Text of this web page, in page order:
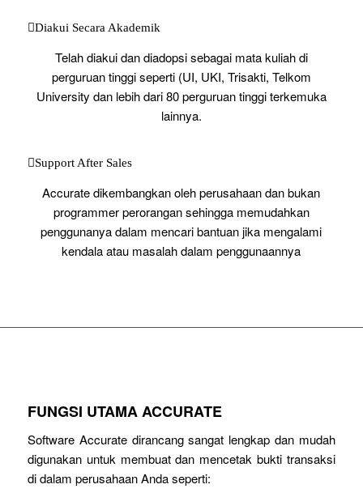
Diakui Secara Akademik
Telah diakui dan diadopsi sebagai mata kuliah di
perguruan tinggi seperti (UI, UKI, Trisakti, Telkom
University dan lebih dari 80 perguruan tinggi terkemuka
lainnya.
Support After Sales
Accurate dikembangkan oleh perusahaan dan bukan
programmer perorangan sehingga memudahkan
penggunanya dalam mencari bantuan jika mengalami
kendala atau masalah dalam penggunaannya
FUNGSI UTAMA ACCURATE
Software Accurate dirancang sangat lengkap dan mudah
digunakan untuk membuat dan mencetak bukti transaksi
di dalam perusahaan Anda seperti: